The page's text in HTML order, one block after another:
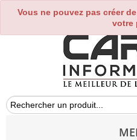
Vous ne pouvez pas créer
votre
0